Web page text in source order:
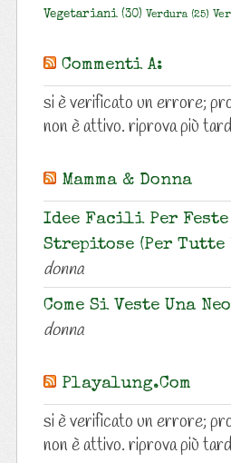
Vegetariani(30) Verdura (25)
Commenti A:
si è verificato un errore;
non è attivo. riprova più
Mamma & Donna
Idee Facili Per Feste
Strepitose (per Tutte
donna
Come Si Veste Una
donna
Playalung.com
si è verificato un errore;
non è attivo. riprova più